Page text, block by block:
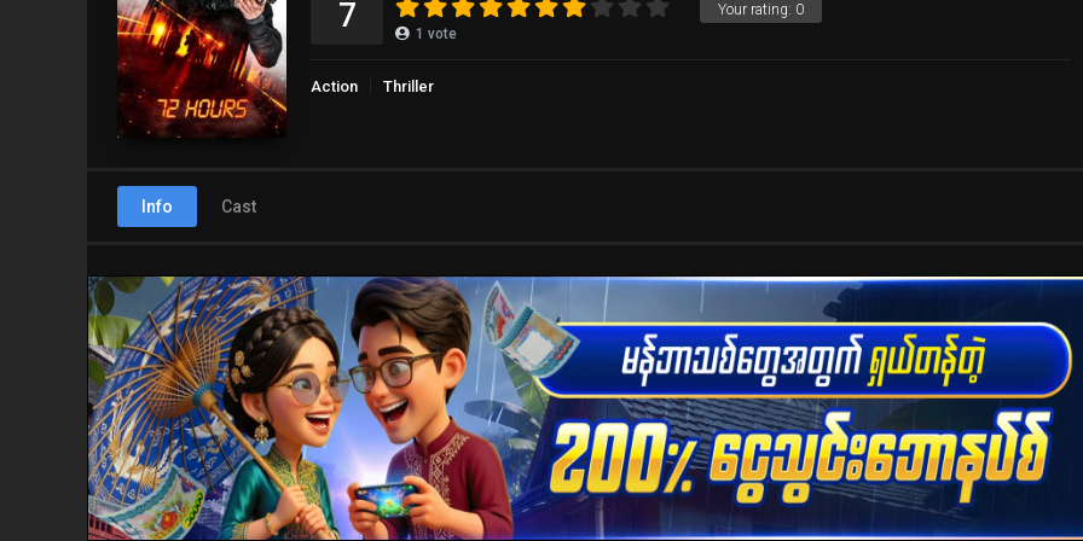
Your rating: 0
7 1 vote
Action Thriller
Info Cast